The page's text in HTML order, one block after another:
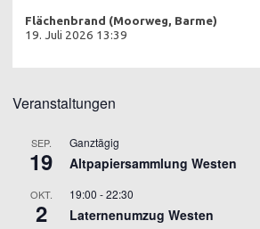
Flächenbrand (Moorweg, Barme)
19. Juli 2026 13:39
Veranstaltungen
SEP.
19
Ganztägig
Altpapiersammlung Westen
OKT.
2
19:00 -22:30
Laternenumzug Westen